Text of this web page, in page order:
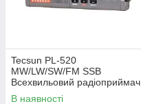
Tecsun PL-520
MW/LW/SW/FM SSB
Всехвильовий радіоприймач
В наявності